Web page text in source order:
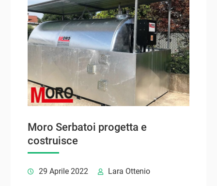
Moro Serbatoi progetta e
costruisce
29 Aprile 2022 Lara Ottenio